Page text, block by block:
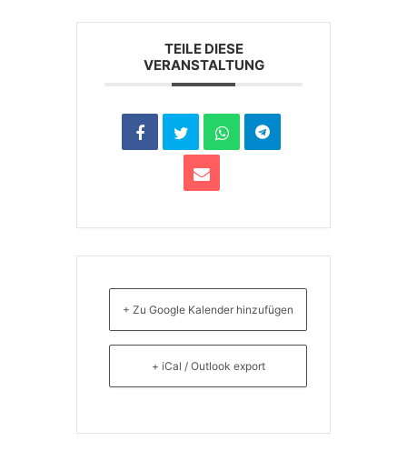
TEILE DIESE
VERANSTALTUNG
+ Zu Google Kalender hinzufügen
+ iCal / Outlook export